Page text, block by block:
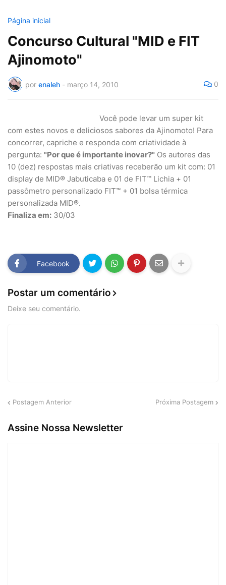
Página inicial
Concurso Cultural "MID e FIT
Ajinomoto"
por enaleh - março 14, 2010 0
Você pode levar um super kit
com estes novos e deliciosos sabores da Ajinomoto! Para
concorrer, capriche e responda com criatividade à
pergunta: "Por que é importante inovar?" Os autores das
10 (dez) respostas mais criativas receberão um kit com: 01
display de MID® Jabuticaba e 01 de FIT™ Lichia + 01
passômetro personalizado FIT™ + 01 bolsa térmica
personalizada MID®.
Finaliza em: 30/03
Facebook
Postar um comentário
Deixe seu comentário.
Postagem Anterior Próxima Postagem
Assine Nossa Newsletter